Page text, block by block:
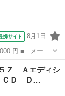
携サイト 8月1日
リッド ■ グレ
電動ドア 全周
５Ｚ Ａエディシ
ＣＤ Ｄ…